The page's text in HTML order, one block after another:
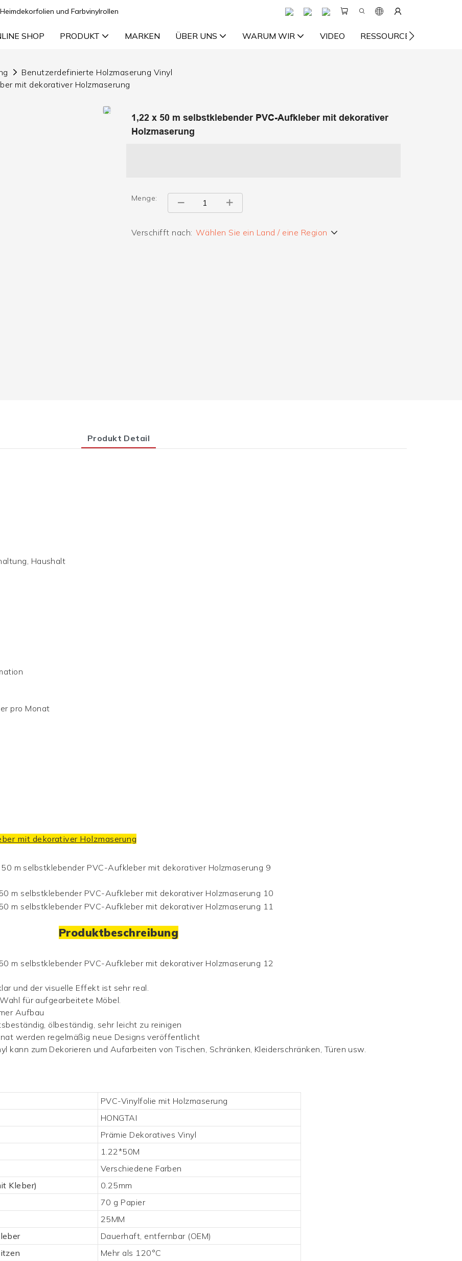
und Farbvinylrollen
SHOP PRODUKT MARKEN ÜBER UNS WARUM WIR VIDEO RESSOURCE
Benutzerdefinierte Holzmaserung Vinyl
mit dekorativer Holzmaserung
1,22 x 50 m selbstklebender PVC-Aufkleber mit dekorativer
Holzmaserung
Menge:
Verschifft nach: Wählen Sie ein Land / eine Region
Produkt Detail
Haushalt
pro Monat
mit dekorativer Holzmaserung
Produktbeschreibung
und der visuelle Effekt ist sehr real.
für aufgearbeitete Möbel.
Aufbau
ölbeständig, sehr leicht zu reinigen
werden regelmäßig neue Designs veröffentlicht
kann zum Dekorieren und Aufarbeiten von Tischen, Schränken, Kleiderschränken, Türen usw.
PVC-Vinylfolie mit Holzmaserung
HONGTAI
Prämie Dekoratives Vinyl
1.22*50M
Verschiedene Farben
Kleber)
0.25mm
70 g Papier
25MM
Dauerhaft, entfernbar (OEM)
Mehr als 120°C